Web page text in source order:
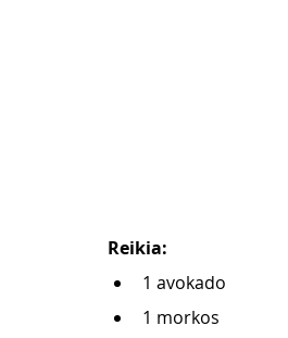
Reikia:
1 avokado
1 morkos